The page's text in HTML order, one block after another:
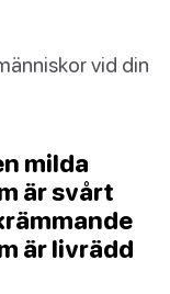
vid din
milda
är svårt
är livrädd